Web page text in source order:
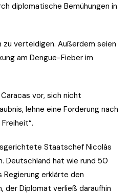
diplomatische Bemühungen in
verteidigen. Außerdem seien
am Dengue-Fieber im
vor, sich nicht
lehne eine Forderung nach
Staatschef Nicolás
Deutschland hat wie rund 50
erklärte den
der Diplomat verließ daraufhin